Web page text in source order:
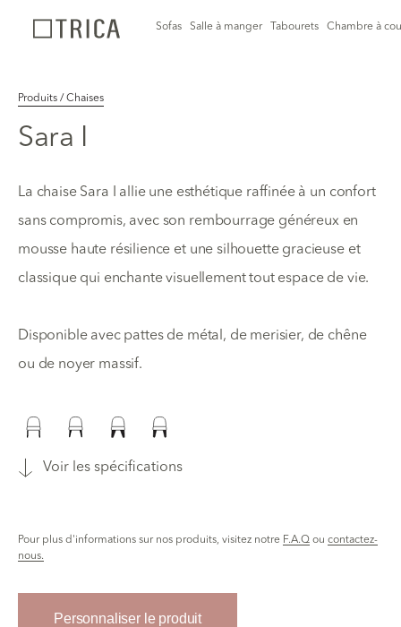
Sofas Salle à manger Tabourets Chambre à
Produits / Chaises
Sara I
La chaise Sara I allie une esthétique raffinée à un confort
sans compromis, avec son rembourrage généreux en
mousse haute résilience et une silhouette gracieuse et
classique qui enchante visuellement tout espace de vie.
Disponible avec pattes de métal, de merisier, de chêne
ou de noyer massif.
Voir les spécifications
Pour plus d'informations sur nos produits, visitez notre F.A.Q ou contactez-
nous.
Personnaliser le produit